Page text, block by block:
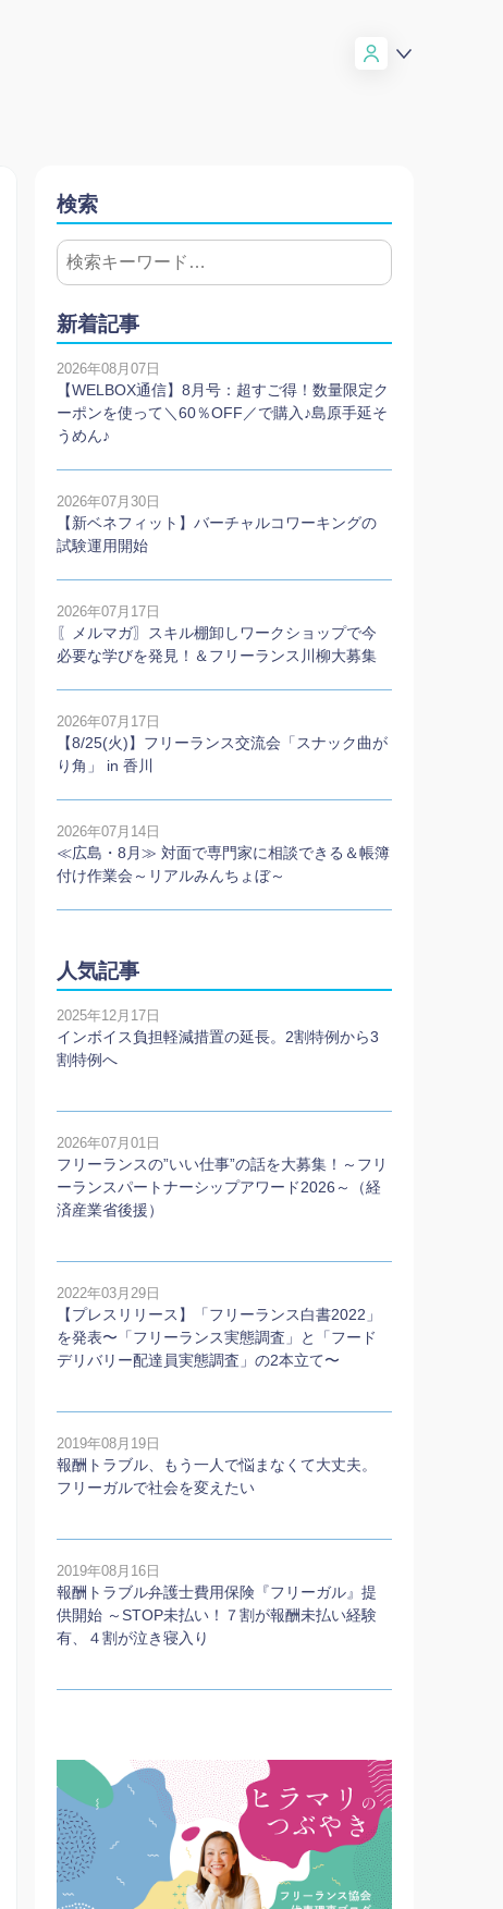
検索
新着記事
2026年08月07日
【WELBOX通信】8月号：超すご得！数量限定ク
ーポンを使って＼60％OFF／で購入♪島原手延そ
うめん♪
2026年07月30日
【新ベネフィット】バーチャルコワーキングの
試験運用開始
2026年07月17日
〖メルマガ〗スキル棚卸しワークショップで今
必要な学びを発見！＆フリーランス川柳大募集
2026年07月17日
【8/25(火)】フリーランス交流会「スナック曲が
り角」 in 香川
2026年07月14日
≪広島・8月≫ 対面で専門家に相談できる＆帳簿
付け作業会～リアルみんちょぼ～
人気記事
2025年12月17日
インボイス負担軽減措置の延長。2割特例から3
割特例へ
2026年07月01日
フリーランスの”いい仕事”の話を大募集！～フリ
ーランスパートナーシップアワード2026～（経
済産業省後援）
2022年03月29日
【プレスリリース】「フリーランス白書2022」
を発表〜「フリーランス実態調査」と「フード
デリバリー配達員実態調査」の2本⽴て〜
2019年08月19日
報酬トラブル、もう一人で悩まなくて大丈夫。
フリーガルで社会を変えたい
2019年08月16日
報酬トラブル弁護士費用保険『フリーガル』提
供開始 ～STOP未払い！７割が報酬未払い経験
有、４割が泣き寝入り